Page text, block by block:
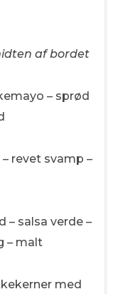
af bordet
– sprød
revet svamp –
– salsa verde –
– malt
med